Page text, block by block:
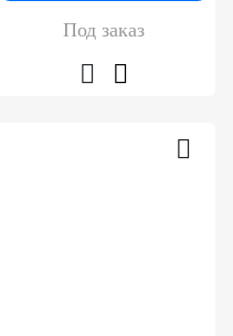
Под заказ